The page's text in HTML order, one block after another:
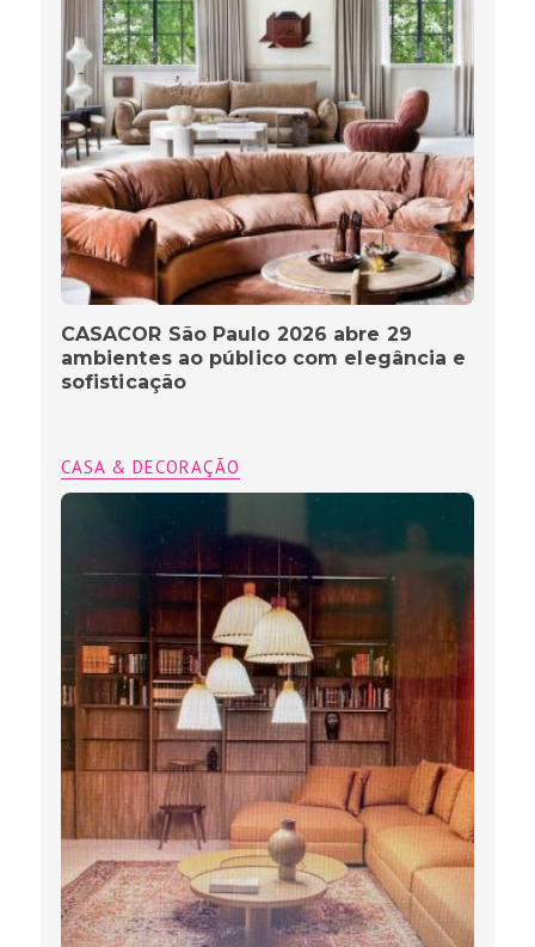
CASACOR São Paulo 2026 abre 29
ambientes ao público com elegância e
sofisticação
CASA & DECORAÇÃO